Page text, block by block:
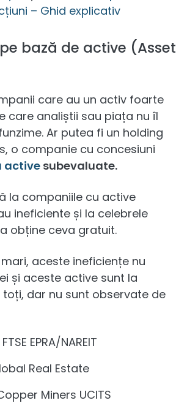
– Ghid explicativ
bază de active (Asset
care au un activ foarte
care analiștii sau piața nu îl
Ar putea fi un holding
o companie cu concesiuni
active subevaluate.
la companiile cu active
ineficiente și la celebrele
obține ceva gratuit.
aceste ineficiențe nu
și aceste active sunt la
dar nu sunt observate de
EPRA/NAREIT
Real Estate
Miners UCITS